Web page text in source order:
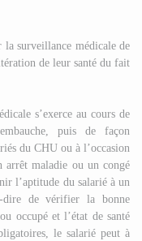
la surveillance médicale de
de leur santé du fait
s’exerce au cours de
puis de façon
du CHU ou à l’occasion
arrêt maladie ou un congé
l’aptitude du salarié à un
de vérifier la bonne
occupé et l’état de santé
le salarié peut à